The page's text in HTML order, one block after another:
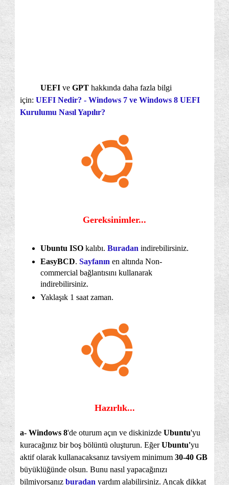
UEFI ve GPT hakkında daha fazla bilgi
için: UEFI Nedir? - Windows 7 ve Windows 8 UEFI
Kurulumu Nasıl Yapılır?
Gereksinimler...
Ubuntu ISO kalıbı. Buradan indirebilirsiniz.
EasyBCD. Sayfanın en altında Non-
commercial bağlantısını kullanarak
indirebilirsiniz.
Yaklaşık 1 saat zaman.
Hazırlık...
a- Windows 8'de oturum açın ve diskinizde Ubuntu'yu
kuracağınız bir boş bölüntü oluşturun. EğerUbuntu'yu
aktif olarak kullanacaksanız tavsiyem minimum 30-40 GB
büyüklüğünde olsun. Bunu nasıl yapacağınızı
bilmiyorsanız buradan yardım alabilirsiniz. Ancak dikkat